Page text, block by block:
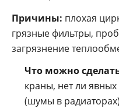
Причины: плохая
грязные фильтры,
загрязнение
Что можно
краны, нет ли
(шумы в